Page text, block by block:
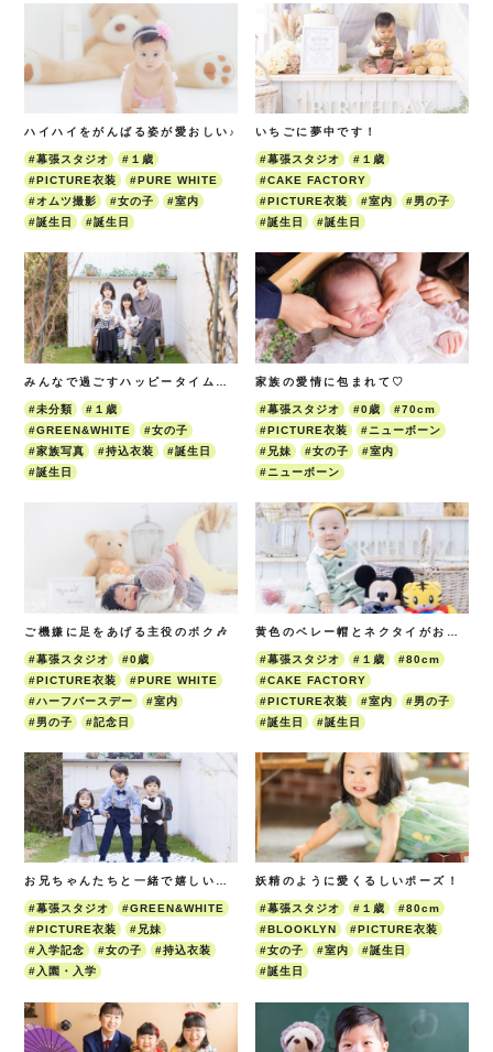
ハイハイをがんばる姿が愛おしい♪
#幕張スタジオ
#１歳
#PICTURE衣装
#PURE WHITE
#オムツ撮影
#女の子
#室内
#誕生日
#誕生日
いちごに夢中です！
#幕張スタジオ
#１歳
#CAKE FACTORY
#PICTURE衣装
#室内
#男の子
#誕生日
#誕生日
#未分類
#１歳
#GREEN&WHITE
#女の子
#家族写真
#持込衣装
#誕生日
#誕生日
家族の愛情に包まれて♡
#幕張スタジオ #0歳
#70cm
#PICTURE衣装
#ニューボーン
#兄妹
#女の子
#室内
#ニューボーン
ご機嫌に足をあげる主役のボク🎶
#幕張スタジオ
#0歳
#PICTURE衣装
#PURE WHITE
#ハーフバースデー
#室内
#男の子
#記念日
#幕張スタジオ #１歳
#80cm
#CAKE FACTORY
#PICTURE衣装
#室内
#男の子
#誕生日
#誕生日
お兄ちゃんたちと一緒で嬉しいわたし♡
#幕張スタジオ
#GREEN&WHITE
#PICTURE衣装
#兄妹
#入学記念
#女の子
#持込衣装
#入園・入学
妖精のように愛くるしいポーズ！
#幕張スタジオ #１歳
#80cm
#BLOOKLYN
#PICTURE衣装
#女の子
#室内
#誕生日
#誕生日